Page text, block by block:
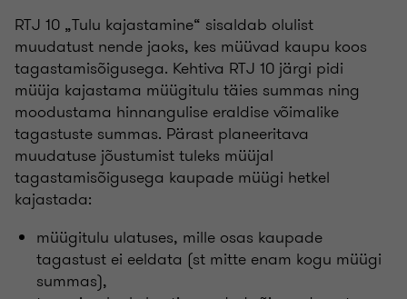
RTJ 10 „Tulu kajastamine“ sisaldab olulist
muudatust nende jaoks, kes müüvad kaupu koos
tagastamisõigusega. Kehtiva RTJ 10 järgi pidi
müüja kajastama müügitulu täies summas ning
moodustama hinnangulise eraldise võimalike
tagastuste summas. Pärast planeeritava
muudatuse jõustumist tuleks müüjal
tagastamisõigusega kaupade müügi hetkel
kajastada:
müügitulu ulatuses, mille osas kaupade
tagastust ei eeldata (st mitte enam kogu müügi
summas),